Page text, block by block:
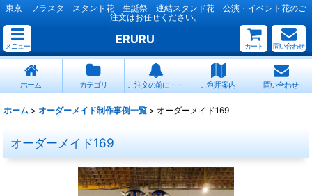
東京 フラスタ スタンド花 生誕祭 連結スタンド花 公演・イベント花のご
注文はお任せください。
メニュー
ERURU
カート 問い合わせ
ホーム カテゴリ ご注文の前に・・ ご利用案内 問い合わせ
ホーム > オーダーメイド制作事例一覧 > オーダーメイド169
オーダーメイド169